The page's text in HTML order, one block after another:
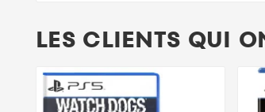
LES CLIENTS QUI